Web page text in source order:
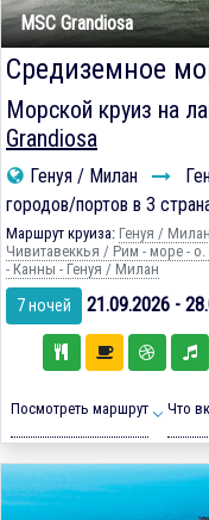
MSC Grandiosa
Средиземное
Морской круиз на
Grandiosa
Генуя / Милан
городов/портов в 3
Маршрут круиза: Генуя /
Чивитавеккья / Рим - море -
- Канны - Генуя / Милан
7 ночей 21.09.2026 -
Посмотреть маршрут Что